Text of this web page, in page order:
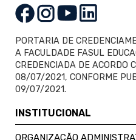
PORTARIA DE
A FACULDADE FASUL
CREDENCIADA DE ACORDO
08/07/2021, CONFORME
09/07/2021.
INSTITUCIONAL
ORGANIZAÇÃO